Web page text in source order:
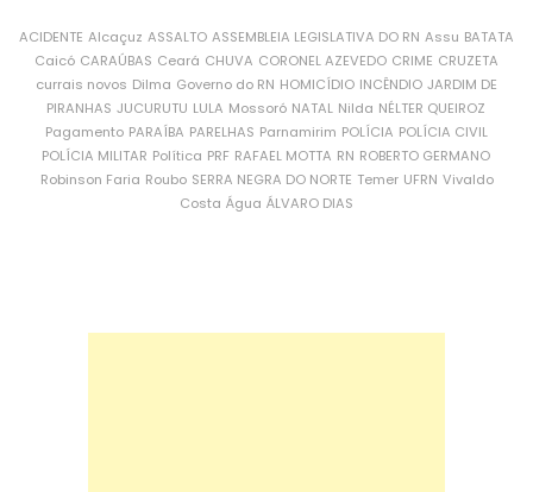
ACIDENTE Alcaçuz ASSALTO ASSEMBLEIA LEGISLATIVA DO RN Assu BATATA
Caicó CARAÚBAS Ceará CHUVA CORONEL AZEVEDO CRIME CRUZETA
currais novos Dilma Governo do RN HOMICÍDIO INCÊNDIO JARDIM DE
PIRANHAS JUCURUTU LULA Mossoró NATAL Nilda NÉLTER QUEIROZ
Pagamento PARAÍBA PARELHAS Parnamirim POLÍCIA POLÍCIA CIVIL
POLÍCIA MILITAR Política PRF RAFAEL MOTTA RN ROBERTO GERMANO
Robinson Faria Roubo SERRA NEGRA DO NORTE Temer UFRN Vivaldo
Costa Água ÁLVARO DIAS